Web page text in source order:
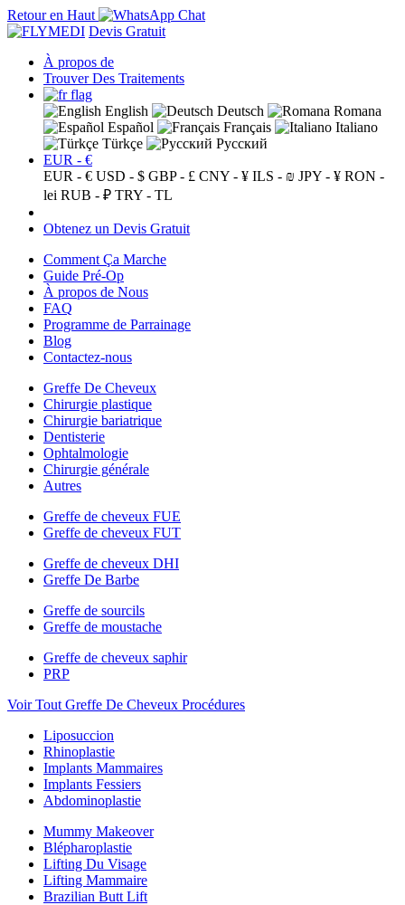
Retour en Haut
Devis Gratuit
À propos de
Trouver Des Traitements
English Deutsch
Romana
Español
Français
Italiano
Türkçe
Русский
EUR - €
EUR - € USD - $ GBP - £ CNY - ¥ ILS - ₪ JPY - ¥ RON -
lei RUB - ₽ TRY - TL
Obtenez un Devis Gratuit
Comment Ça Marche
Guide Pré-Op
À propos de Nous
FAQ
Programme de Parrainage
Blog
Contactez-nous
Greffe De Cheveux
Chirurgie plastique
Chirurgie bariatrique
Dentisterie
Ophtalmologie
Chirurgie générale
Autres
Greffe de cheveux FUE
Greffe de cheveux FUT
Greffe de cheveux DHI
Greffe De Barbe
Greffe de sourcils
Greffe de moustache
Greffe de cheveux saphir
PRP
Voir Tout Greffe De Cheveux Procédures
Liposuccion
Rhinoplastie
Implants Mammaires
Implants Fessiers
Abdominoplastie
Mummy Makeover
Blépharoplastie
Lifting Du Visage
Lifting Mammaire
Brazilian Butt Lift